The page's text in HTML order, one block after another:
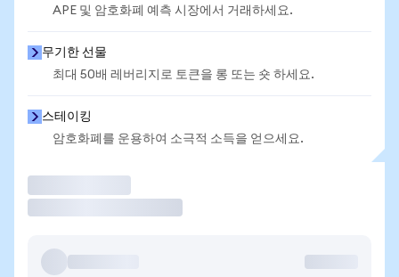
APE 및 암호화폐 예측 시장에서 거래하세요.
무기한 선물
최대 50배 레버리지로 토큰을 롱 또는 숏 하세요.
스테이킹
암호화폐를 운용하여 소극적 소득을 얻으세요.